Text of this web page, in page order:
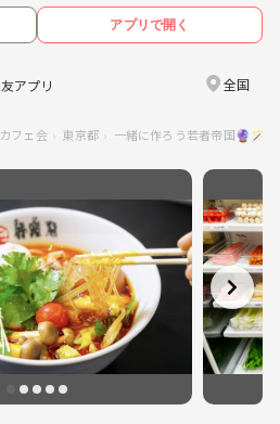
アプリで開く
アプリ 全国
カフェ会 東京都 一緒に作ろう若者帝国